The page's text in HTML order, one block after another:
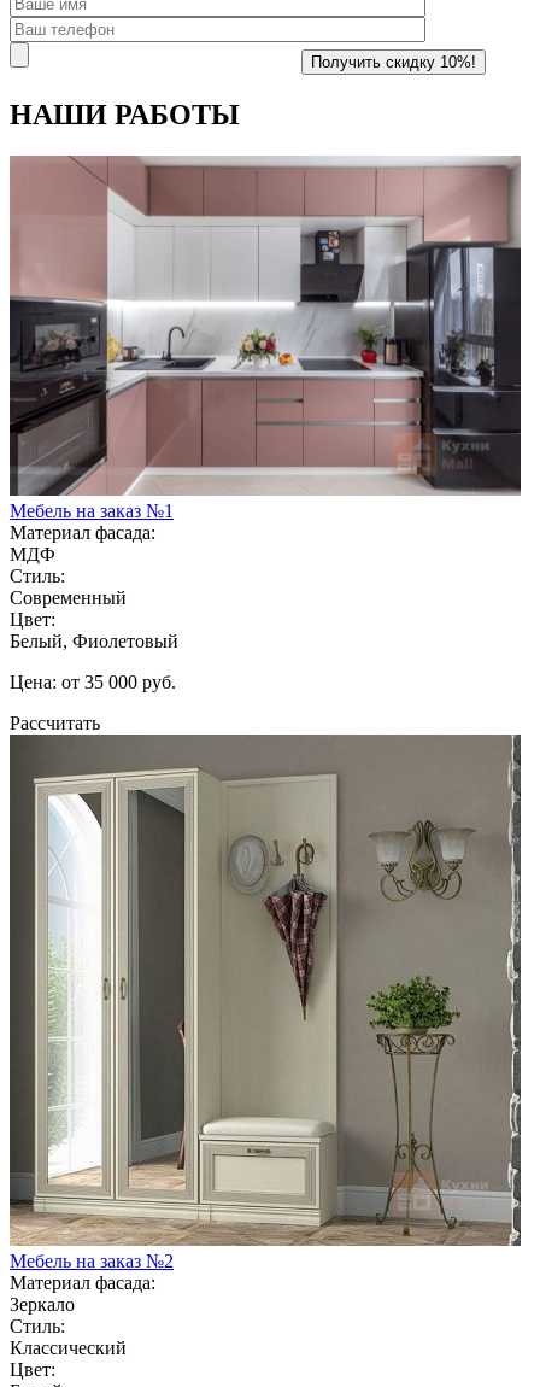
НАШИ РАБОТЫ
Мебель на заказ №1
Материал фасада:
МДФ
Стиль:
Современный
Цвет:
Белый, Фиолетовый
Цена: от 35 000 руб.
Рассчитать
Мебель на заказ №2
Материал фасада:
Зеркало
Стиль:
Классический
Цвет: